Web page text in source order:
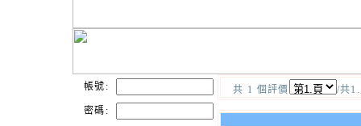
帳號:
密碼:
共 1 個評價 /共